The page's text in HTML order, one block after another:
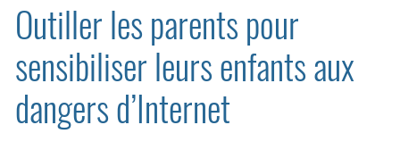
Outiller les parents pour
sensibiliser leurs enfants aux
dangers d’Internet